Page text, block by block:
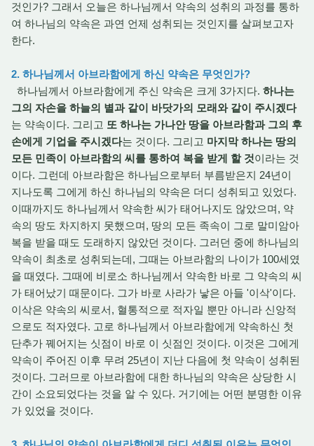
것인가? 그래서 오늘은 하나님께서 약속의 성취의 과정를 통하
여 하나님의 약속은 과연 언제 성취되는 것인지를 살펴보고자
한다.
2. 하나님께서 아브라함에게 하신 약속은 무엇인가?
하나님께서 아브라함에게 주신 약속은 크게 3가지다. 하나는
그의 자손을 하늘의 별과 같이 바닷가의 모래와 같이 주시겠다
는 약속이다. 그리고 또 하나는 가나안 땅을 아브라함과 그의 후
손에게 기업을 주시겠다는 것이다. 그리고 마지막 하나는 땅의
모든 민족이 아브라함의 씨를 통하여 복을 받게 할 것이라는 것
이다. 그런데 아브라함은 하나님으로부터 부름받은지 24년이
지나도록 그에게 하신 하나님의 약속은 더디 성취되고 있었다.
이때까지도 하나님께서 약속한 씨가 태어나지도 않았으며, 약
속의 땅도 차지하지 못했으며, 땅의 모든 족속이 그로 말미암아
복을 받을 때도 도래하지 않았던 것이다. 그러던 중에 하나님의
약속이 최초로 성취되는데, 그때는 아브라함의 나이가 100세였
을 때였다. 그때에 비로소 하나님께서 약속한 바로 그 약속의 씨
가 태어났기 때문이다. 그가 바로 사라가 낳은 아들 '이삭'이다.
이삭은 약속의 씨로서, 혈통적으로 적자일 뿐만 아니라 신앙적
으로도 적자였다. 고로 하나님께서 아브라함에게 약속하신 첫
단추가 꿰어지는 싯점이 바로 이 싯점인 것이다. 이것은 그에게
약속이 주어진 이후 무려 25년이 지난 다음에 첫 약속이 성취된
것이다. 그러므로 아브라함에 대한 하나님의 약속은 상당한 시
간이 소요되었다는 것을 알 수 있다. 거기에는 어떤 분명한 이유
가 있었을 것이다.